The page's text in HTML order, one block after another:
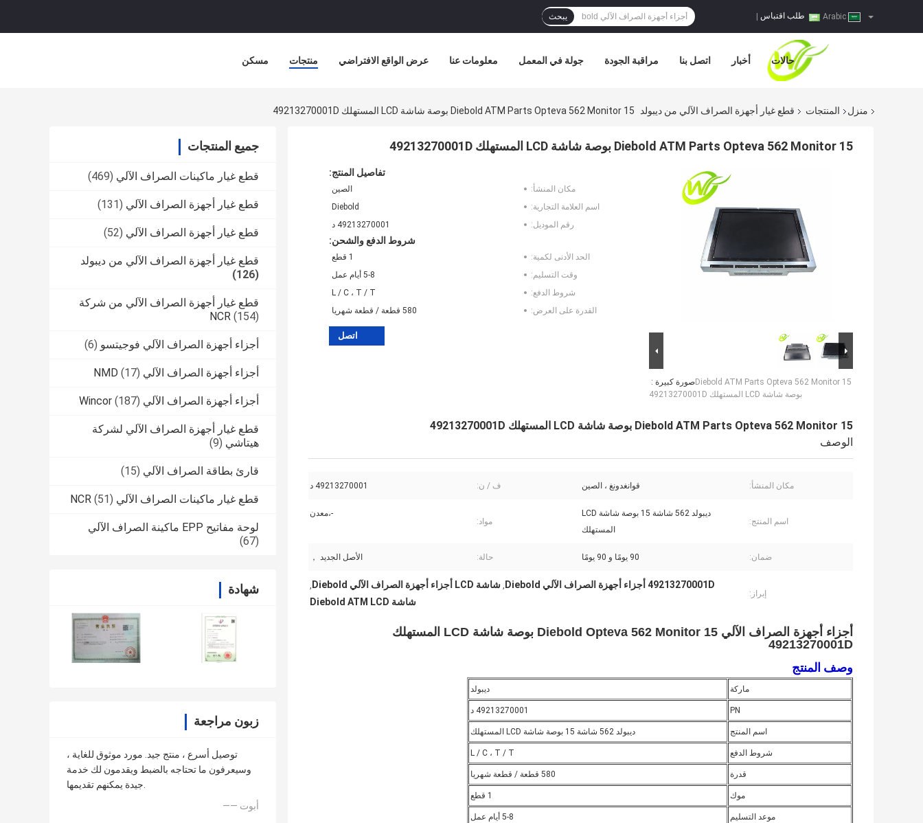
طلب اقتباس يبحث
مسكن منتجات عرض الواقع الافتراضي معلومات عنا جولة في المعمل مراقبة الجودة اتصل بنا أخبار حالات
منزل المنتجات قطع غيار أجهزة الصراف الآلي من ديبولد Diebold ATM Parts Opteva 562 Monitor 15 بوصة شاشة LCD المستهلك 49213270001D
جميع المنتجات
قطع غيار ماكينات الصراف الآلي (469)
قطع غيار أجهزة الصراف الآلي (131)
قطع غيار أجهزة الصراف الآلي (52)
قطع غيار أجهزة الصراف الآلي من ديبولد
(126)
قطع غيار أجهزة الصراف الآلي من شركة
NCR (154)
أجزاء أجهزة الصراف الآلي فوجيتسو (6)
أجزاء أجهزة الصراف الآلي NMD (17)
أجزاء أجهزة الصراف الآلي Wincor (187)
قطع غيار أجهزة الصراف الآلي لشركة
هيتاشي (9)
قارئ بطاقة الصراف الآلي (15)
قطع غيار ماكينات الصراف الآلي NCR (51)
لوحة مفاتيح EPP ماكينة الصراف الآلي
(67)
شهادة
زبون مراجعة
توصيل أسرع ، منتج جيد. مورد موثوق للغاية ،
وسيعرفون ما تحتاجه بالضبط ويقدمون لك خدمة
جيدة يمكنهم تقديمها.
—— أبوت
Diebold ATM Parts Opteva 562 Monitor 15 بوصة شاشة LCD المستهلك 49213270001D
صورة كبيرة :Diebold ATM Parts Opteva 562 Monitor 15
بوصة شاشة LCD المستهلك 49213270001D
تفاصيل المنتج:
مكان المنشأ:
الصين
اسم العلامة التجارية:
Diebold
رقم الموديل:
49213270001 د
شروط الدفع والشحن:
الحد الأدنى لكمية:
1 قطع
وقت التسليم:
5-8 أيام عمل
شروط الدفع:
L / C ، T / T
القدرة على العرض:
580 قطعة / قطعة شهريا
اتصل
Diebold ATM Parts Opteva 562 Monitor 15 بوصة شاشة LCD المستهلك 49213270001D
الوصف
مكان المنشأ: قوانغدونغ ، الصين ف / ن: 49213270001 د
اسم المنتج:
ديبولد 562 شاشة 15 بوصة شاشة LCD
المستهلك
مواد:
-،معدن
ضمان: 90 يومًا و 90 يومًا حالة: الأصل الجديد ，
إبراز:
49213270001D أجزاء أجهزة الصراف الآلي Diebold , شاشة LCD أجزاء أجهزة الصراف الآلي Diebold ,
شاشة Diebold ATM LCD
أجزاء أجهزة الصراف الآلي Diebold Opteva 562 Monitor 15 بوصة شاشة LCD المستهلك
49213270001D
وصف المنتج
ماركة ديبولد
PN 49213270001 د
اسم المنتج ديبولد 562 شاشة 15 بوصة شاشة LCD المستهلك
شروط الدفع L / C ، T / T
قدرة 580 قطعة / قطعة شهريا
موك 1 قطع
موعد التسليم 5-8 أيام عمل